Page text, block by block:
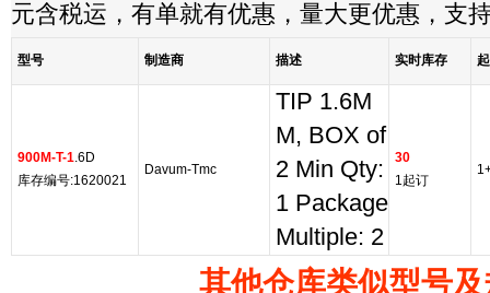
元含税运，有单就有优惠，量大更优惠，支
型号 制造商 描述 实时库存
900M-T-1.6D
库存编号:1620021
Davum-Tmc
TIP 1.6M
M, BOX of
2 Min Qty:
1 Package
Multiple: 2
30
1起订
其他仓库类似型号